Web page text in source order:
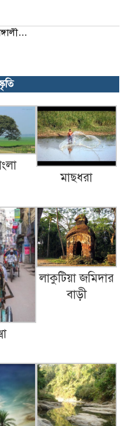
অজগর, সেগুনকাঠ আর
কার্যালয় থেকে সহায়তা
মরদেহ উদ্ধার!
এখন করনীয়…
কমলগঞ্জ।
মাছধরা
লাকুটিয়া জমিদার
বাড়ী